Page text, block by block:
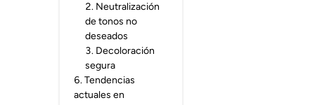
2. Neutralización
de tonos no
deseados
3. Decoloración
segura
6.Tendencias
actuales en